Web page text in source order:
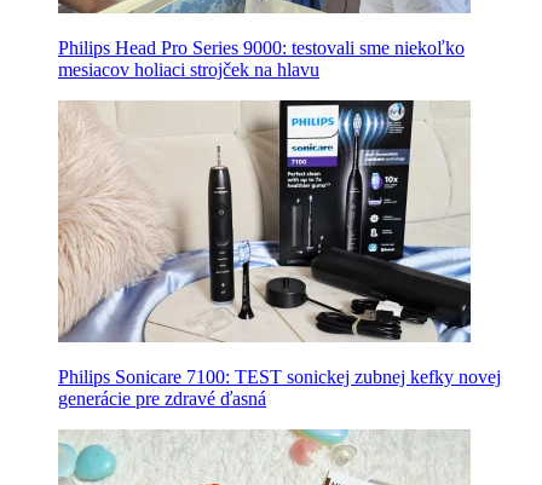
Philips Head Pro Series 9000: testovali sme niekoľko
mesiacov holiaci strojček na hlavu
Philips Sonicare 7100: TEST sonickej zubnej kefky novej
generácie pre zdravé ďasná